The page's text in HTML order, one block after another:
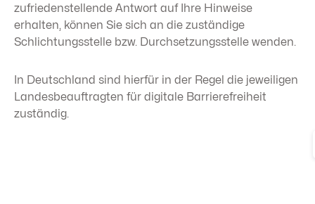
zufriedenstellende Antwort auf Ihre Hinweise
erhalten, können Sie sich an die zuständige
Schlichtungsstelle bzw. Durchsetzungsstelle wenden.
In Deutschland sind hierfür in der Regel die jeweiligen
Landesbeauftragten für digitale Barrierefreiheit
zuständig.